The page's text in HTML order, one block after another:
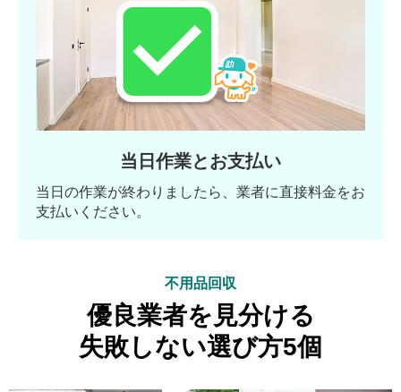
当日作業とお支払い
当日の作業が終わりましたら、業者に直接料金をお
支払いください。
不用品回収
優良業者を見分ける
失敗しない選び方5個